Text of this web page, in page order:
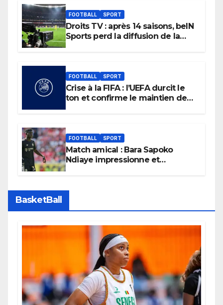
FOOTBALL SPORT
Droits TV : après 14 saisons, beIN
Sports perd la diffusion de la
FOOTBALL SPORT
Crise à la FIFA : l’UEFA durcit le
ton et confirme le maintien de
FOOTBALL SPORT
Match amical : Bara Sapoko
Ndiaye impressionne et
BasketBall